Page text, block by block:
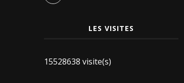
LES VISITES
15528638 visite(s)